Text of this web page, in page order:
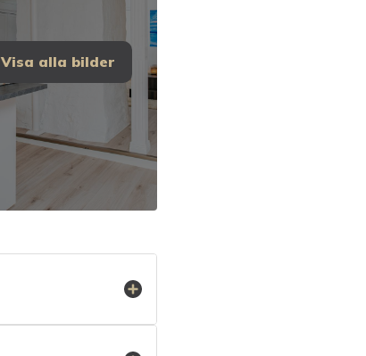
Visa alla bilder